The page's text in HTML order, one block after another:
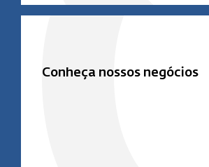
Conheça nossos negócios